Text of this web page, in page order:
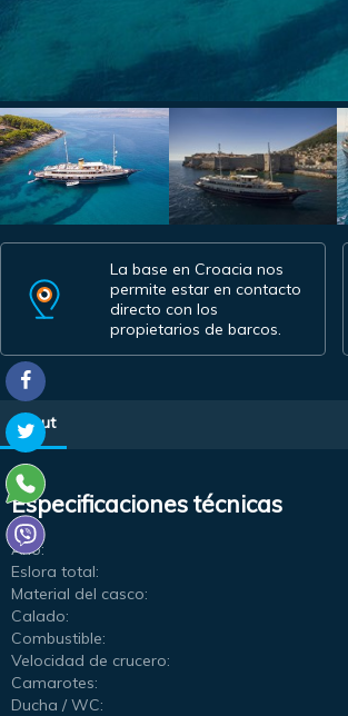
La base en Croacia nos
permite estar en contacto
directo con los
propietarios de barcos.
About
Especificaciones técnicas
Año:
Eslora total:
Material del casco:
Calado:
Combustible:
Velocidad de crucero:
Camarotes:
Ducha / WC: